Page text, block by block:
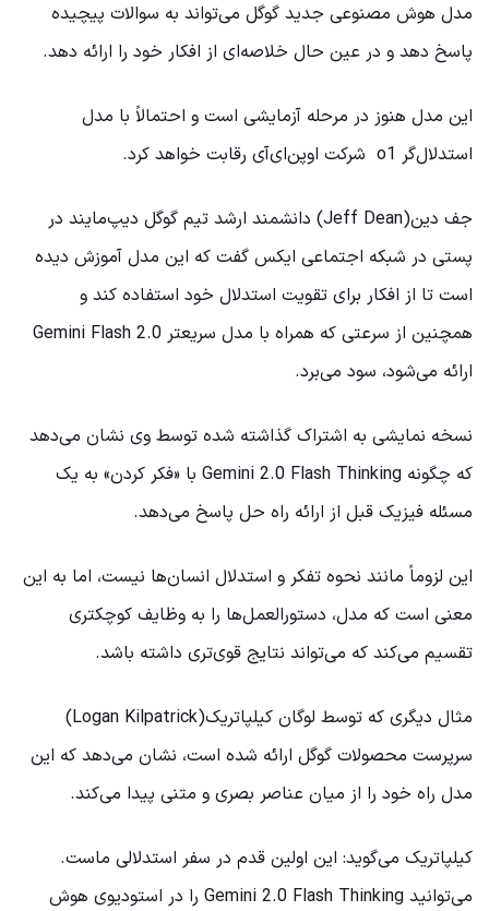
مدل هوش مصنوعی جدید گوگل می‌تواند به سوالات پیچیده
پاسخ دهد و در عین حال خلاصه‌ای از افکار خود را ارائه دهد.
این مدل هنوز در مرحله آزمایشی است و احتمالاً با مدل
استدلال‌گر o1 شرکت اوپن‌ای‌آی رقابت خواهد کرد.
جف دین(Jeff Dean) دانشمند ارشد تیم گوگل دیپ‌مایند در
پستی در شبکه اجتماعی ایکس گفت که این مدل آموزش دیده
است تا از افکار برای تقویت استدلال خود استفاده کند و
همچنین از سرعتی که همراه با مدل سریعتر Gemini Flash 2.0
ارائه می‌شود، سود می‌برد.
نسخه نمایشی به اشتراک گذاشته شده توسط وی نشان می‌دهد
که چگونه Gemini 2.0 Flash Thinking با «فکر کردن» به یک
مسئله فیزیک قبل از ارائه راه حل پاسخ می‌دهد.
این لزوماً مانند نحوه تفکر و استدلال انسان‌ها نیست، اما به این
معنی است که مدل، دستورالعمل‌ها را به وظایف کوچکتری
تقسیم می‌کند که می‌تواند نتایج قوی‌تری داشته باشد.
مثال دیگری که توسط لوگان کیلپاتریک(Logan Kilpatrick)
سرپرست محصولات گوگل ارائه شده است، نشان می‌دهد که این
مدل راه خود را از میان عناصر بصری و متنی پیدا می‌کند.
کیلپاتریک می‌گوید: این اولین قدم در سفر استدلالی ماست.
می‌توانید Gemini 2.0 Flash Thinking را در استودیوی هوش